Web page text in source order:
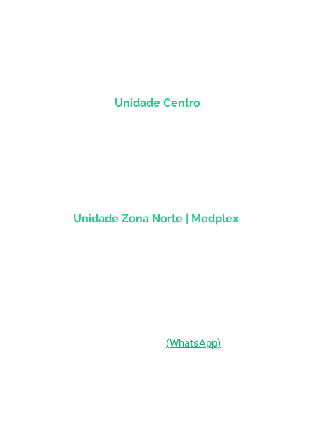
Unidade Centro
Unidade Zona Norte | Medplex
(WhatsApp)